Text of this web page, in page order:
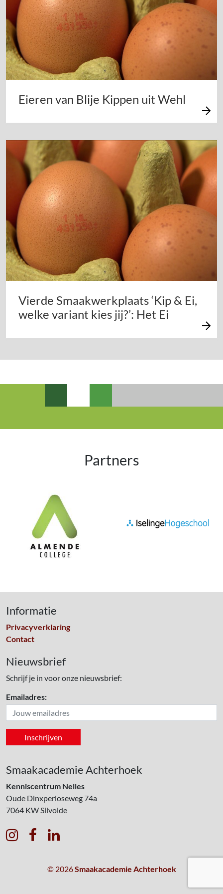
Eieren van Blije Kippen uit Wehl
Vierde Smaakwerkplaats ‘Kip & Ei,
welke variant kies jij?’: Het Ei
Partners
Informatie
Privacyverklaring
Contact
Nieuwsbrief
Schrijf je in voor onze nieuwsbrief:
Emailadres:
Smaakacademie Achterhoek
Kenniscentrum Nelles
Oude Dinxperloseweg 74a
7064 KWSilvolde
  
© 2026Smaakacademie Achterhoek